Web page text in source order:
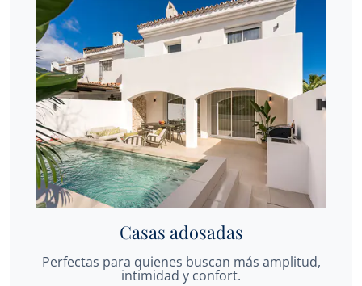
Casas adosadas
Perfectas para quienes buscan más amplitud,
intimidad y confort.